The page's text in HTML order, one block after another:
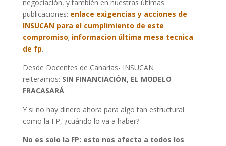
negociación, y también en nuestras últimas
publicaciones: enlace exigencias y acciones de
INSUCAN para el cumplimiento de este
compromiso; informacion última mesa tecnica
de fp.
Desde Docentes de Canarias- INSUCAN
reiteramos: SIN FINANCIACIÓN, EL MODELO
FRACASARÁ.
Y si no hay dinero ahora para algo tan estructural
como la FP, ¿cuándo lo va a haber?
No es solo la FP: esto nos afecta a todos los